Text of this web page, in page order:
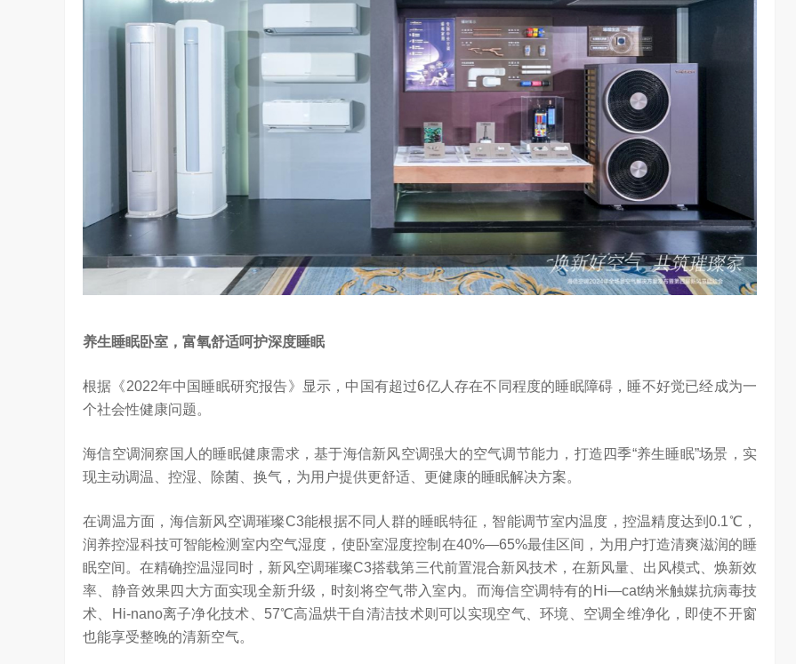
养生睡眠卧室，富氧舒适呵护深度睡眠
根据《2022年中国睡眠研究报告》显示，中国有超过6亿人存在不同程度的睡眠障碍，睡不好觉已经成为一
个社会性健康问题。
海信空调洞察国人的睡眠健康需求，基于海信新风空调强大的空气调节能力，打造四季“养生睡眠”场景，实
现主动调温、控湿、除菌、换气，为用户提供更舒适、更健康的睡眠解决方案。
在调温方面，海信新风空调璀璨C3能根据不同人群的睡眠特征，智能调节室内温度，控温精度达到0.1℃，
润养控湿科技可智能检测室内空气湿度，使卧室湿度控制在40%—65%最佳区间，为用户打造清爽滋润的睡
眠空间。在精确控温湿同时，新风空调璀璨C3搭载第三代前置混合新风技术，在新风量、出风模式、焕新效
率、静音效果四大方面实现全新升级，时刻将空气带入室内。而海信空调特有的Hi—cat纳米触媒抗病毒技
术、Hi-nano离子净化技术、57℃高温烘干自清洁技术则可以实现空气、环境、空调全维净化，即使不开窗
也能享受整晚的清新空气。